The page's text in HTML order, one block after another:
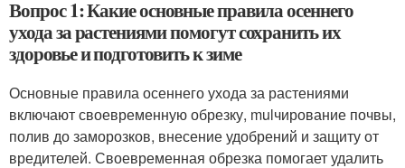
Вопрос 1: Какие основные правила осеннего
ухода за растениями помогут сохранить их
здоровье и подготовить к зиме
Основные правила осеннего ухода за растениями
включают своевременную обрезку, mulчирование почвы,
полив до заморозков, внесение удобрений и защиту от
вредителей. Своевременная обрезка помогает удалить